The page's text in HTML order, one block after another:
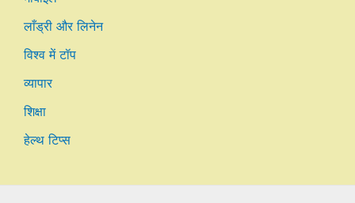
लाँड्री और लिनेन
विश्व में टॉप
व्यापार
शिक्षा
हेल्थ टिप्स